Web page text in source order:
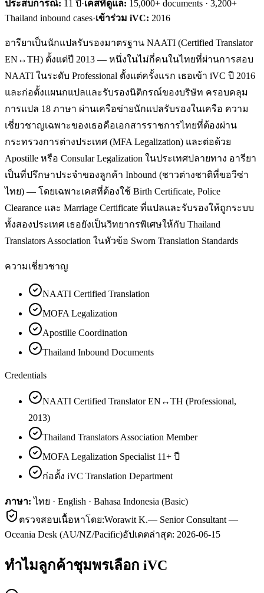
ประสบการณ์: 11 ปี·เคสที่ดูแล: 15,000+ documents · 3,200+
Thailand inbound cases·เข้าร่วม iVC: 2016
อารียาเป็นนักแปลรับรองมาตรฐาน NAATI (Certified Translator
EN↔TH) ตั้งแต่ปี 2013 — หนึ่งในไม่กี่คนในไทยที่ผ่านการสอบ
NAATI ในระดับ Professional ตั้งแต่ครั้งแรก เธอเข้า iVC ปี 2016
และก่อตั้งแผนกแปลและรับรองนิติกรณ์ของบริษัท ครอบคลุม
การแปล 18 ภาษา ผ่านเครือข่ายนักแปลรับรองในเครือ ความ
เชี่ยวชาญเฉพาะของเธอคือเอกสารราชการไทยที่ต้องผ่าน
กระทรวงการต่างประเทศ (MFA Legalization) และต่อด้วย
Apostille หรือ Consular Legalization ในประเทศปลายทาง อารียา
เป็นที่ปรึกษาประจำของลูกค้า Inbound (ชาวต่างชาติที่ขอวีซ่า
ไทย) — โดยเฉพาะเคสที่ต้องใช้ Birth Certificate, Police
Clearance และ Marriage Certificate ที่แปลและรับรองให้ถูกระบบ
ทั้งสองประเทศ เธอยังเป็นวิทยากรพิเศษให้กับ Thailand
Translators Association ในหัวข้อ Sworn Translation Standards
ความเชี่ยวชาญ
NAATI Certified Translation
MOFA Legalization
Apostille Coordination
Thailand Inbound Documents
Credentials
NAATI Certified Translator EN↔TH (Professional,
2013)
Thailand Translators Association Member
MOFA Legalization Specialist 11+ ปี
ก่อตั้ง iVC Translation Department
ภาษา: ไทย · English · Bahasa Indonesia (Basic)
ตรวจสอบเนื้อหาโดย:Worawit K.— Senior Consultant —
Oceania Desk (AU/NZ/Pacific)อัปเดตล่าสุด: 2026-06-15
ทำไมลูกค้าชุมพรเลือก iVC